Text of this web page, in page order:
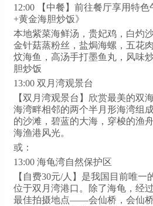
12:00 【中餐】前往餐厅享用特
+黄金海胆炒饭》
本地紫菜海鲜汤，贵妃鸡，白灼
金针菇蒸粉丝，盐焗海螺，五花
炆海鱼，高汤手打墨鱼丸，风味
胆炒饭
13:00 双月湾观景台
【双月湾观景台】欣赏最美的双
海湾畔相邻的两个半月形海湾组
的沙滩，碧蓝的大海，穿梭的渔
海渔港风光。
或：
13:00 海龟湾自然保护区
【自费30元/人】是我国目前唯一
位于双月湾港口。除了海龟，经
最佳拍摄地点——会仙桥，会仙